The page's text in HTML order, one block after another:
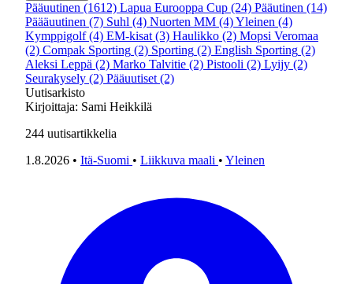
Pääuutinen (1612) Lapua Eurooppa Cup (24) Pääutinen (14)
Päääuutinen (7) Suhl (4) Nuorten MM (4)Yleinen (4)
Kymppigolf (4) EM-kisat (3) Haulikko (2) Mopsi Veromaa
(2) Compak Sporting (2) Sporting (2) English Sporting (2)
Aleksi Leppä (2) Marko Talvitie (2) Pistooli (2) Lyijy (2)
Seurakysely (2) Pääuutiset (2)
Uutisarkisto
Kirjoittaja: Sami Heikkilä
244 uutisartikkelia
1.8.2026 • Itä-Suomi • Liikkuva maali • Yleinen